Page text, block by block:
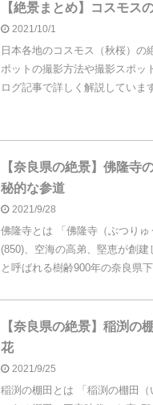
【絶景まとめ】コスモス
2021/10/1
日本各地のコスモス（秋桜）の
ポットの撮影方法や撮影スポッ
ログ記事で詳しく解説していま
【奈良県の絶景】佛隆寺
秘的な参道
2021/9/28
佛隆寺とは 「佛隆寺（ぶつり
(850)、空海の高弟、堅恵が創
と呼ばれる樹齢900年の奈良県
【奈良県の絶景】稲渕の
花
2021/9/25
稲渕の棚田とは 「稲渕の棚田